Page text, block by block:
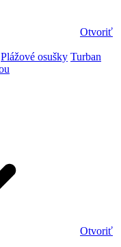
Otvoriť
Plážové osušky Turban
Otvoriť